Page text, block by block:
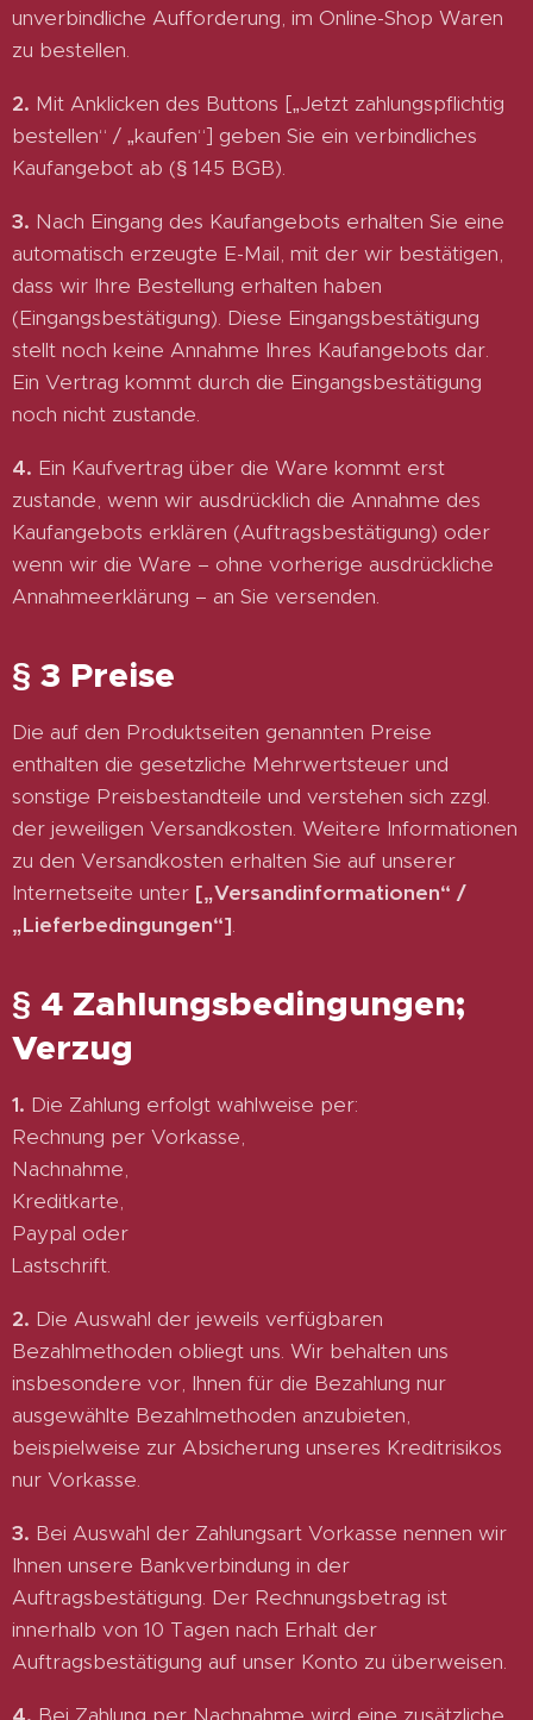
unverbindliche Aufforderung, im Online-Shop Waren
zu bestellen.
2. Mit Anklicken des Buttons [„Jetzt zahlungspflichtig
bestellen“ / „kaufen“] geben Sie ein verbindliches
Kaufangebot ab (§ 145 BGB).
3. Nach Eingang des Kaufangebots erhalten Sie eine
automatisch erzeugte E-Mail, mit der wir bestätigen,
dass wir Ihre Bestellung erhalten haben
(Eingangsbestätigung). Diese Eingangsbestätigung
stellt noch keine Annahme Ihres Kaufangebots dar.
Ein Vertrag kommt durch die Eingangsbestätigung
noch nicht zustande.
4. Ein Kaufvertrag über die Ware kommt erst
zustande, wenn wir ausdrücklich die Annahme des
Kaufangebots erklären (Auftragsbestätigung) oder
wenn wir die Ware – ohne vorherige ausdrückliche
Annahmeerklärung – an Sie versenden.
§ 3 Preise
Die auf den Produktseiten genannten Preise
enthalten die gesetzliche Mehrwertsteuer und
sonstige Preisbestandteile und verstehen sich zzgl.
der jeweiligen Versandkosten. Weitere Informationen
zu den Versandkosten erhalten Sie auf unserer
Internetseite unter [„Versandinformationen“ /
„Lieferbedingungen“].
§ 4 Zahlungsbedingungen;
Verzug
1. Die Zahlung erfolgt wahlweise per:
Rechnung per Vorkasse,
Nachnahme,
Kreditkarte,
Paypal oder
Lastschrift.
2. Die Auswahl der jeweils verfügbaren
Bezahlmethoden obliegt uns. Wir behalten uns
insbesondere vor, Ihnen für die Bezahlung nur
ausgewählte Bezahlmethoden anzubieten,
beispielweise zur Absicherung unseres Kreditrisikos
nur Vorkasse.
3. Bei Auswahl der Zahlungsart Vorkasse nennen wir
Ihnen unsere Bankverbindung in der
Auftragsbestätigung. Der Rechnungsbetrag ist
innerhalb von 10 Tagen nach Erhalt der
Auftragsbestätigung auf unser Konto zu überweisen.